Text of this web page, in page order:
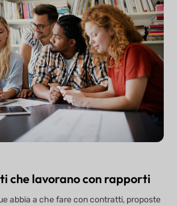
che lavorano con rapporti
abbia a che fare con contratti, proposte